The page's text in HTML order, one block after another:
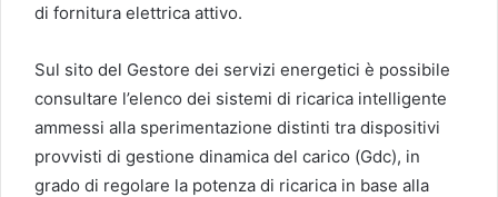
di fornitura elettrica attivo.
Sul sito del Gestore dei servizi energetici è possibile
consultare l’elenco dei sistemi di ricarica intelligente
ammessi alla sperimentazione distinti tra dispositivi
provvisti di gestione dinamica del carico (Gdc), in
grado di regolare la potenza di ricarica in base alla